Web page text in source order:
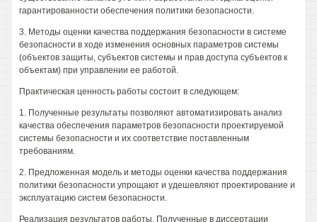
гарантированности обеспечения политики безопасности.
3. Методы оценки качества поддержания безопасности в системе
безопасности в ходе изменения основных параметров системы
(объектов защиты, субъектов системы и прав доступа субъектов к
объектам) при управлении ее работой.
Практическая ценность работы состоит в следующем:
1. Полученные результаты позволяют автоматизировать анализ
качества обеспечения параметров безопасности проектируемой
системы безопасности и их соответствие поставленным
требованиям.
2. Предложенная модель и методы оценки качества поддержания
политики безопасности упрощают и удешевляют проектирование и
эксплуатацию систем безопасности.
Реализация результатов работы. Полученные в диссертации